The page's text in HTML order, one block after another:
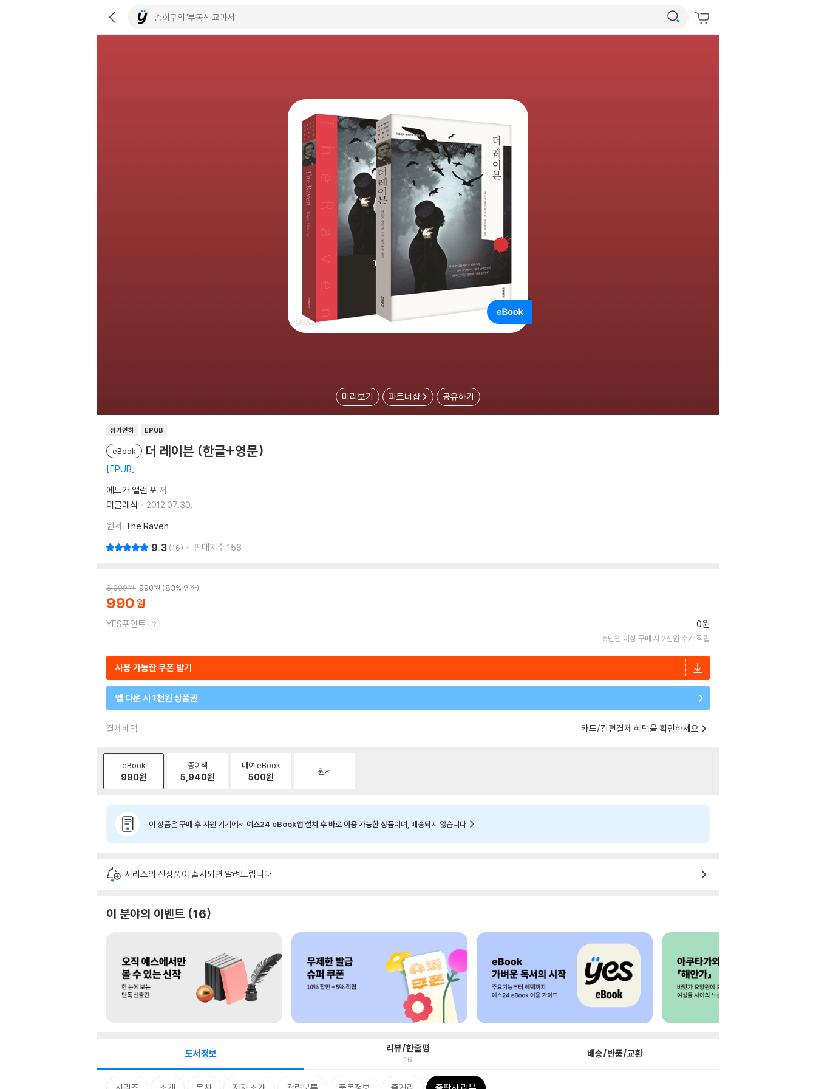
미리보기 파트너샵 공유하기
정가인하 EPUB
eBook 더 레이븐 (한글+영문)
EPUB
에드가 앨런 포 저
더클래식
2012.07.30.
원서 The Raven
9.3 16 판매지수 156
6,000원 990원 83% 인하
990
YES포인트 0원
5만원 이상 구매 시 2천원 추가 적립
사용 가능한 쿠폰 받기
앱 다운 시 1천원 상품권
결제혜택 카드/간편결제 혜택을 확인하세요
eBook
990원
종이책
5,940원
대여 eBook
500원 원서
이 상품은 구매 후 지원 기기에서 예스24 eBook앱 설치 후 바로 이용 가능한 상품이며, 배송되지 않습니다.
시리즈의 신상품이 출시되면 알려드립니다.
이 분야의 이벤트 16
도서정보 리뷰/한줄평
16 배송/반품/교환